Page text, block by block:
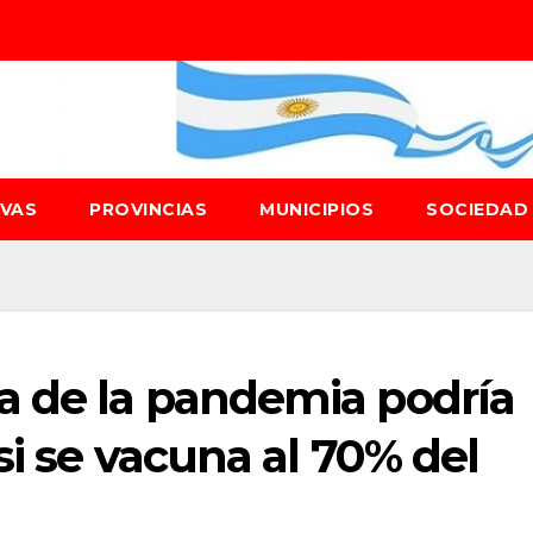
PROVINCIAS MUNICIPIOS SOCIEDAD
de la pandemia podría
se vacuna al 70% del